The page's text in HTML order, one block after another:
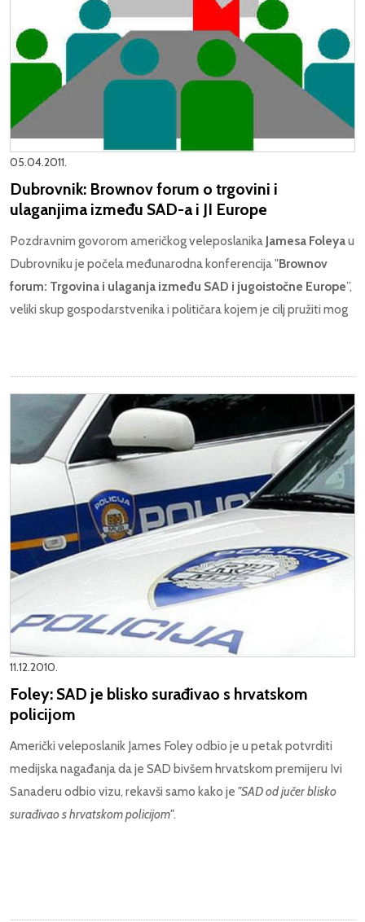
05.04.2011.
Dubrovnik: Brownov forum o trgovini i
ulaganjima između SAD-a i JI Europe
Pozdravnim govorom američkog veleposlanika Jamesa Foleyau
Dubrovniku je počela međunarodna konferencija "Brownov
forum: Trgovina i ulaganja između SAD i jugoistočne Europe”,
veliki skup gospodarstvenika i političara kojem je cilj pružiti mog
11.12.2010.
Foley: SAD je blisko surađivao s hrvatskom
policijom
Američki veleposlanik James Foley odbio je u petak potvrditi
medijska nagađanja da je SAD bivšem hrvatskom premijeru Ivi
Sanaderu odbio vizu, rekavši samo kako je "SAD od jučer blisko
surađivao s hrvatskom policijom".